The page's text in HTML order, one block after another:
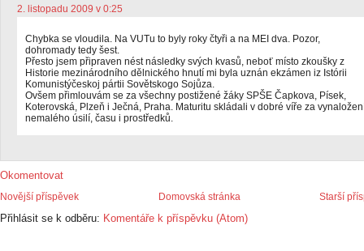
2. listopadu 2009 v 0:25
Chybka se vloudila. Na VUTu to byly roky čtyři a na MEI dva. Pozor,
dohromady tedy šest.
Přesto jsem připraven nést následky svých kvasů, neboť místo zkoušky z
Historie mezinárodního dělnického hnutí mi byla uznán ekzámen iz Istórii
Komunistýčeskoj pártii Sovětskogo Sojůza.
Ovšem přimlouvám se za všechny postižené žáky SPŠE Čapkova, Písek,
Koterovská, Plzeň i Ječná, Praha. Maturitu skládali v dobré víře za
nemalého úsilí, času i prostředků.
Okomentovat
Novější příspěvek Starší
Domovská stránka
Přihlásit se k odběru: Komentáře k příspěvku (Atom)